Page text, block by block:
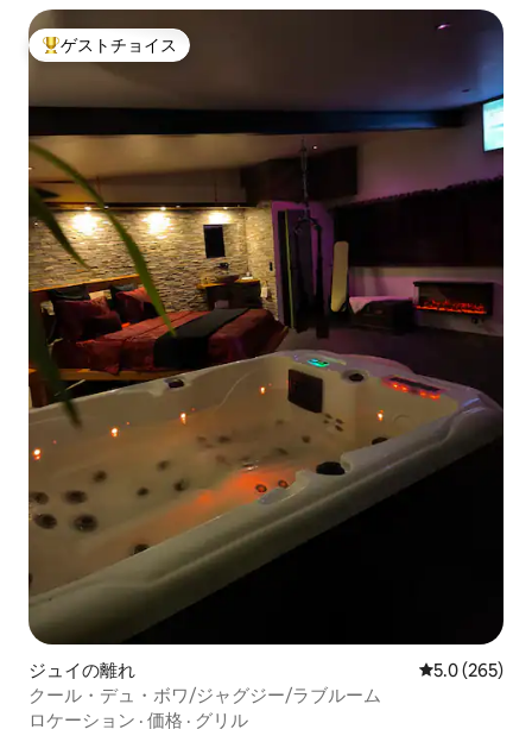
大好評のゲストチョイスです。
ゲストチョイス
ジュイの離れ レビュー265
5.0 (265)
クール・デュ・ボワ/ジャグジー/ラブルーム
ロケーション · 価格 · グリル